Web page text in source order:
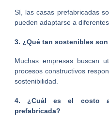
Sí, las casas prefabricadas
pueden adaptarse a
3. ¿Qué tan sostenibles
Muchas empresas buscan
procesos constructivos
sostenibilidad.
4. ¿Cuál es el costo
prefabricada?